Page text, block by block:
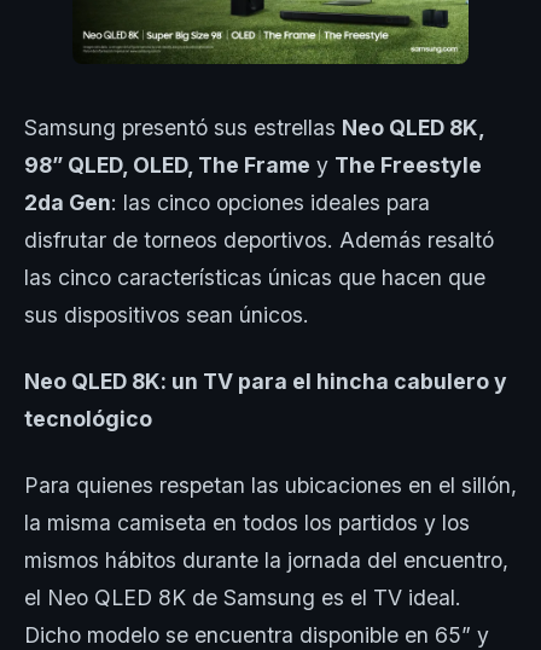
Samsung presentó sus estrellas Neo QLED 8K,
98” QLED, OLED, The Frame y The Freestyle
2da Gen: las cinco opciones ideales para
disfrutar de torneos deportivos. Además resaltó
las cinco características únicas que hacen que
sus dispositivos sean únicos.
Neo QLED 8K: un TV para el hincha cabulero y
tecnológico
Para quienes respetan las ubicaciones en el sillón,
la misma camiseta en todos los partidos y los
mismos hábitos durante la jornada del encuentro,
el Neo QLED 8K de Samsung es el TV ideal.
Dicho modelo se encuentra disponible en 65” y